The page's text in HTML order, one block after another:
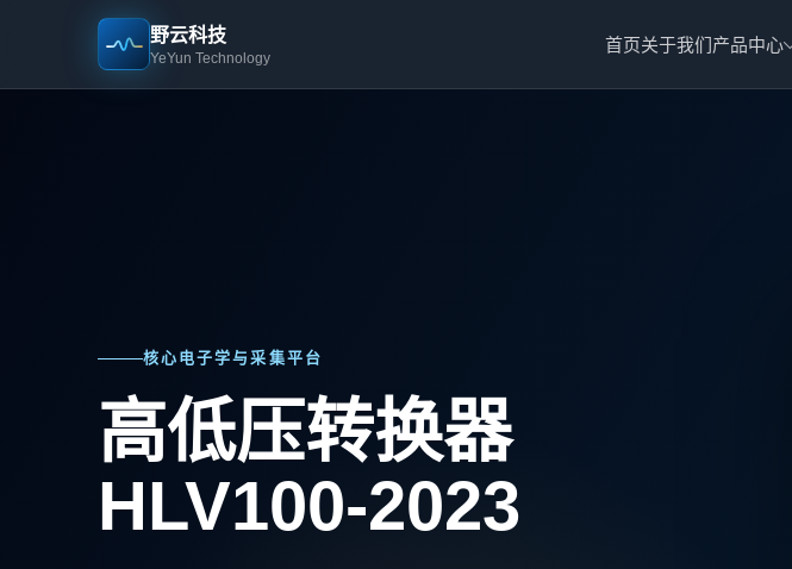
野云科技
YeYun Technology
首页关于我们产品中心
核心电子学与采集平台
高低压转换器
HLV100-2023